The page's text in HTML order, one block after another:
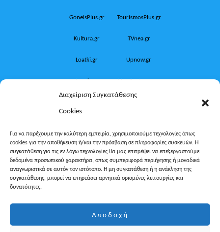
Διαχείριση Συγκατάθεσης
Cookies
Για να παρέχουμε την καλύτερη εμπειρία, χρησιμοποιούμε τεχνολογίες όπως
cookies για την αποθήκευση ή/και την πρόσβαση σε πληροφορίες συσκευών. Η
συγκατάθεση για τις εν λόγω τεχνολογίες θα μας επιτρέψει να επεξεργαστούμε
δεδομένα προσωπικού χαρακτήρα, όπως συμπεριφορά περιήγησης ή μοναδικά
αναγνωριστικά σε αυτόν τον ιστότοπο. Η μη συγκατάθεση ή η ανάκληση της
συγκατάθεσης, μπορεί να επηρεάσει αρνητικά ορισμένες λειτουργίες και
δυνατότητες.
Αποδοχή
GoneisPlus.gr TourismosPlus.gr
Kultura.gr TVnea.gr
Loatki.gr Upnow.gr
Loveis.gr VresSyntages.gr
Oikotropia.gr ZoumeSpiti.gr
Perepet.gr
(Orama Group Μ.Ι.Κ.Ε.) | Α.Φ.Μ.
801086294 – Δ.Ο.Υ. ΚΕΦΟΔΕ Αττικής | Γ.Ε.ΜΗ